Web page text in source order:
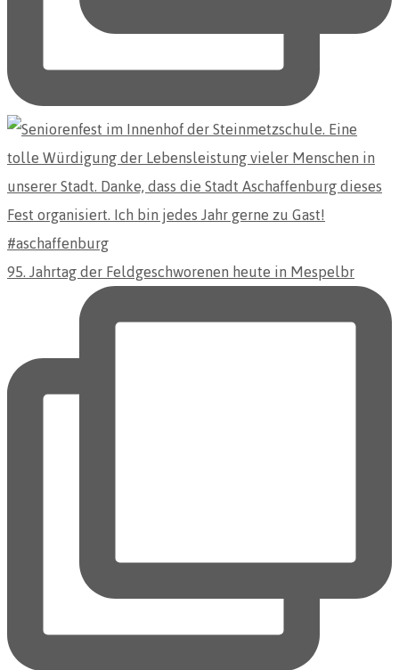
95. Jahrtag der Feldgeschworenen heute in Mespelbr